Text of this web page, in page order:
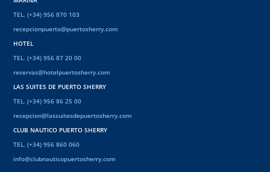
TEL. (+34) 956 870 103
recepcionpuerto@puertosherry.com
HOTEL
TEL. (+34) 956 87 20 00
reservas@hotelpuertosherry.com
LAS SUITES DE PUERTO SHERRY
TEL. (+34) 956 86 25 00
recepcion@lassuitesdepuertosherry.com
CLUB NAUTICO PUERTO SHERRY
TEL. (+34) 956 860 060
info@clubnauticopuertosherry.com